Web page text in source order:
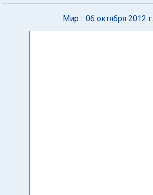
Мир :: 06 октября 2012 г.